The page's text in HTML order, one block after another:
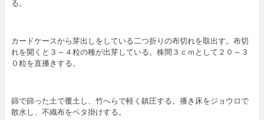
る。
カードケースから芽出しをしている二つ折りの布切れを取出す。布切
れを開くと３～４粒の種が出芽している。株間３ｃｍとして２０～３
０粒を直播きする。
篩で篩った土で覆土し、竹へらで軽く鎮圧する。播き床をジョウロで
散水し、不織布をベタ掛けする。